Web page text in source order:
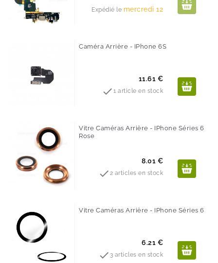
Expédié le mercredi 12
Caméra Arrière - IPhone 6S
Prix
11.61 €
1 article en stock
Vitre Caméras Arrière - IPhone Séries 6
Rose
Prix
8.01 €
 2 articles en stock
Vitre Caméras Arrière - IPhone Séries 6
Prix
6.21 €
 3 articles en stock